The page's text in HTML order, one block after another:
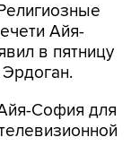
Айя-
в пятницу
София для